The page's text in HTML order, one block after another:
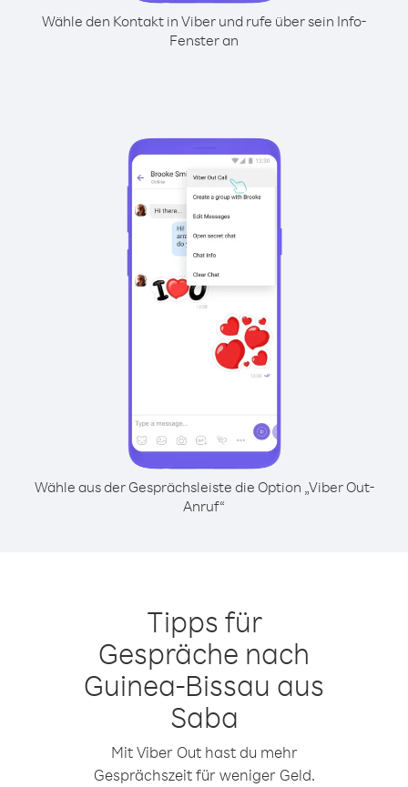
Wähle den Kontakt in Viber und rufe über sein Info-
Fenster an
Wähle aus der Gesprächsleiste die Option „Viber Out-
Anruf“
Tipps für
Gespräche nach
Guinea-Bissau aus
Saba
Mit Viber Out hast du mehr
Gesprächszeit für weniger Geld.